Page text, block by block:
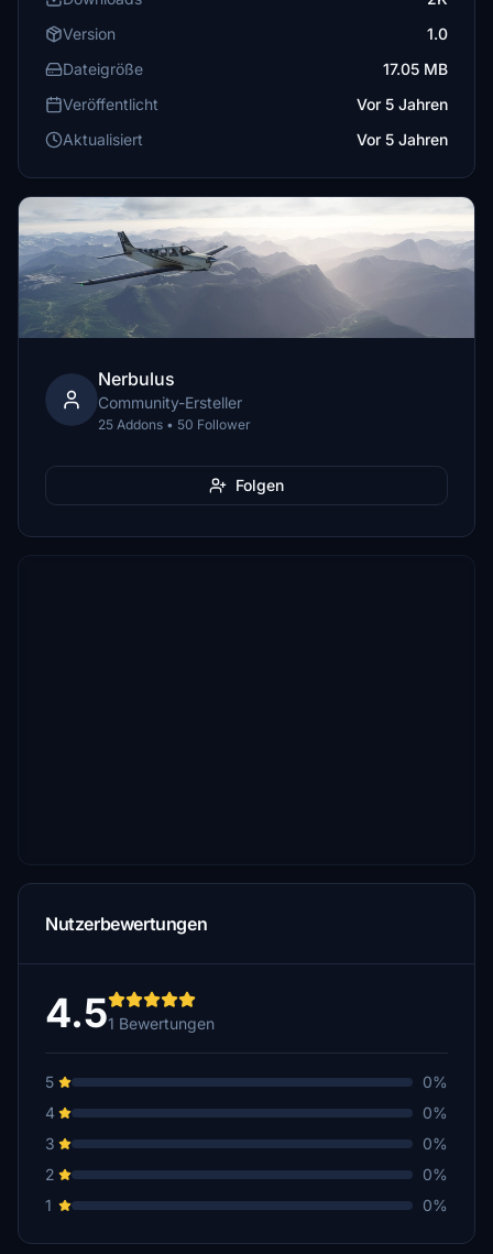
Version
1.0
Dateigröße
17.05 MB
Veröffentlicht
Vor 5 Jahren
Aktualisiert
Vor 5 Jahren
Nerbulus
Community-Ersteller
25 Addons • 50 Follower
Folgen
Nutzerbewertungen
4.51 Bewertungen
5
0%
4
0%
3
0%
2
0%
1
0%